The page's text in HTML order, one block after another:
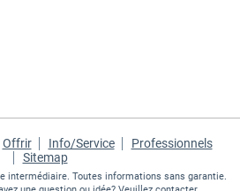
Offrir Info/Service
Professionnels
Sitemap
intermédiaire. Toutes informations sans garantie.